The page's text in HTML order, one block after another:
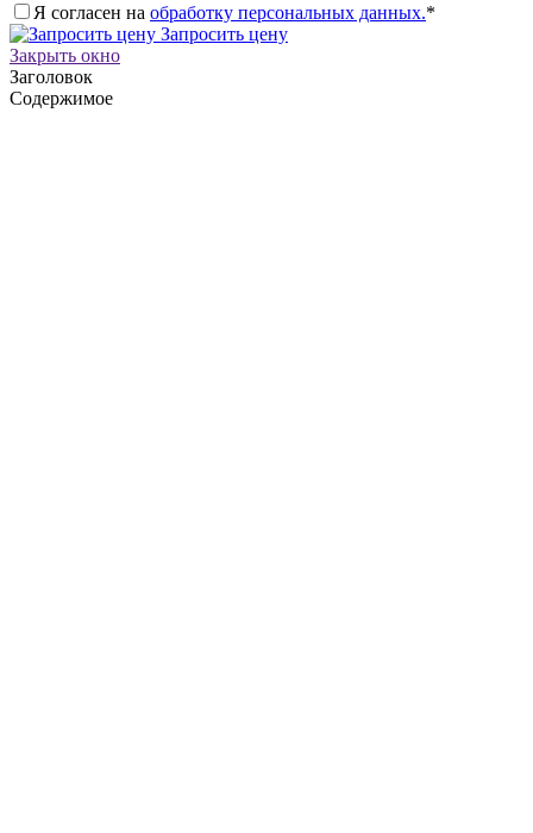
Я согласен на обработку персональных данных.*
Запросить цену
Закрыть окно
Заголовок
Содержимое